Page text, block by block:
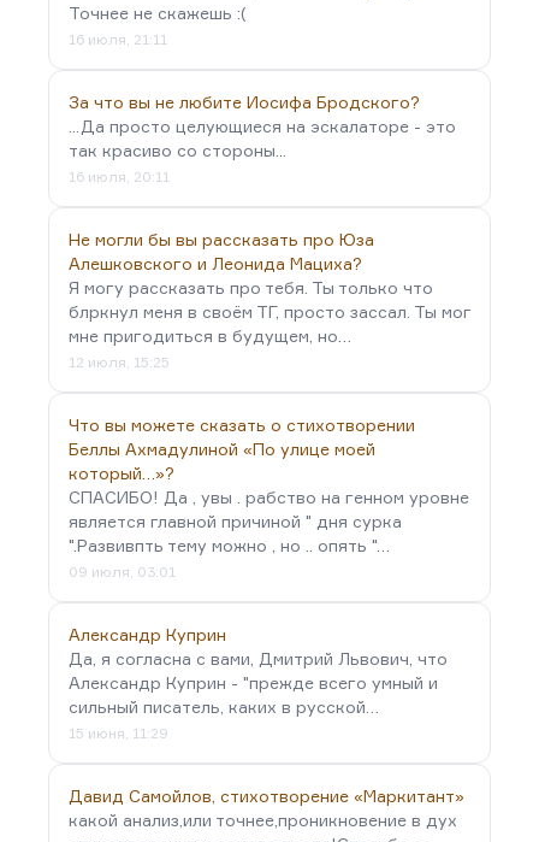
Точнее не скажешь :(
16 июля, 21:11
За что вы не любите Иосифа Бродского?
...Да просто целующиеся на эскалаторе - это
так красиво со стороны...
16 июля, 20:11
Не могли бы вы рассказать про Юза
Алешковского и Леонида Мациха?
Я могу рассказать про тебя. Ты только что
блркнул меня в своём ТГ, просто зассал. Ты мог
мне пригодиться в будущем, но…
12 июля, 15:25
Что вы можете сказать о стихотворении
Беллы Ахмадулиной «По улице моей
который…»?
СПАСИБО! Да , увы . рабство на генном уровне
является главной причиной " дня сурка
".Развивпть тему можно , но .. опять "…
09 июля, 03:01
Александр Куприн
Да, я согласна с вами, Дмитрий Львович, что
Александр Куприн - "прежде всего умный и
сильный писатель, каких в русской…
15 июня, 11:29
Давид Самойлов, стихотворение «Маркитант»
какой анализ,или точнее,проникновение в дух